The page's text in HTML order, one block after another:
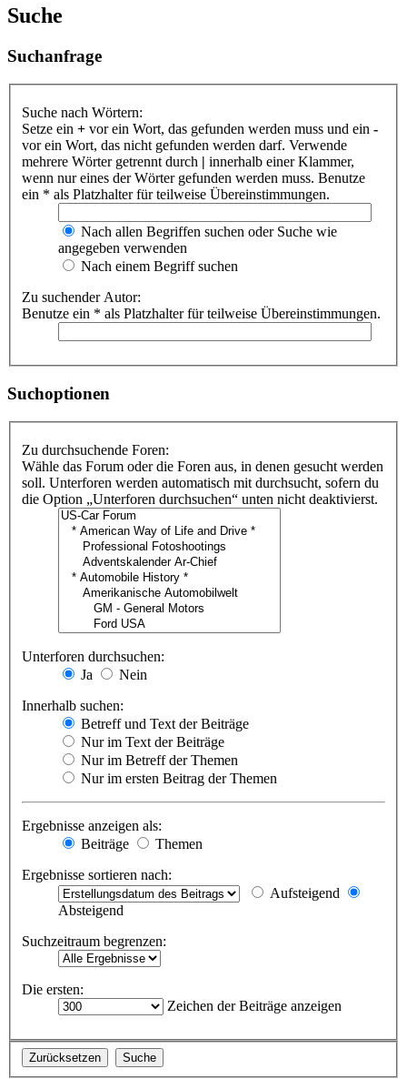
Suche
Suchanfrage
Suche nach Wörtern:
Setze ein + vor ein Wort, das gefunden werden muss und ein -
vor ein Wort, das nicht gefunden werden darf. Verwende
mehrere Wörter getrennt durch | innerhalb einer Klammer,
wenn nur eines der Wörter gefunden werden muss. Benutze
ein * als Platzhalter für teilweise Übereinstimmungen.
Nach allen Begriffen suchen oder Suche wie
angegeben verwenden
Nach einem Begriff suchen
Zu suchender Autor:
Benutze ein * als Platzhalter für teilweise Übereinstimmungen.
Suchoptionen
Zu durchsuchende Foren:
Wähle das Forum oder die Foren aus, in denen gesucht werden
soll. Unterforen werden automatisch mit durchsucht, sofern du
die Option „Unterforen durchsuchen“ unten nicht deaktivierst.
Unterforen durchsuchen:
Ja
Nein
Innerhalb suchen:
Betreff und Text der Beiträge
Nur im Text der Beiträge
Nur im Betreff der Themen
Nur im ersten Beitrag der Themen
Ergebnisse anzeigen als:
Beiträge
Themen
Ergebnisse sortieren nach:
Aufsteigend
Absteigend
Suchzeitraum begrenzen:
Die ersten:
Zeichen der Beiträge anzeigen